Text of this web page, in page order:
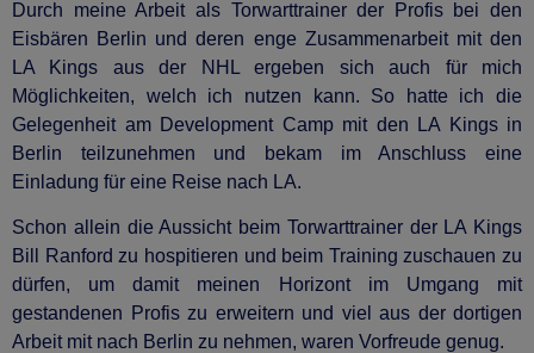
Durch meine Arbeit als Torwarttrainer der Profis bei den
Eisbären Berlin und deren enge Zusammenarbeit mit den
LA Kings aus der NHL ergeben sich auch für mich
Möglichkeiten, welch ich nutzen kann. So hatte ich die
Gelegenheit am Development Camp mit den LA Kings in
Berlin teilzunehmen und bekam im Anschluss eine
Einladung für eine Reise nach LA.
Schon allein die Aussicht beim Torwarttrainer der LA Kings
Bill Ranford zu hospitieren und beim Training zuschauen zu
dürfen, um damit meinen Horizont im Umgang mit
gestandenen Profis zu erweitern und viel aus der dortigen
Arbeit mit nach Berlin zu nehmen, waren Vorfreude genug.